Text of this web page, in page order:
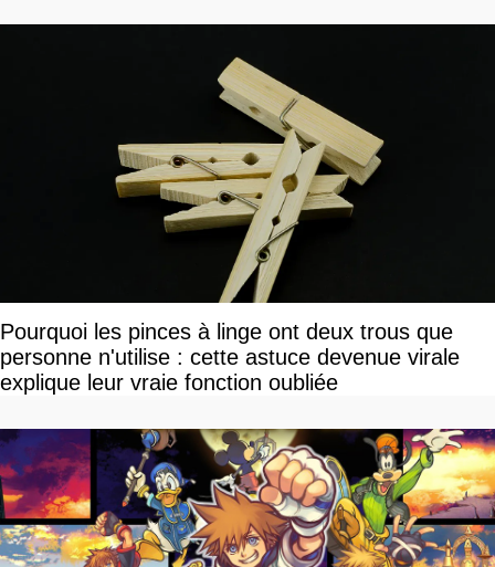
Pourquoi les pinces à linge ont deux trous que
personne n'utilise : cette astuce devenue virale
explique leur vraie fonction oubliée